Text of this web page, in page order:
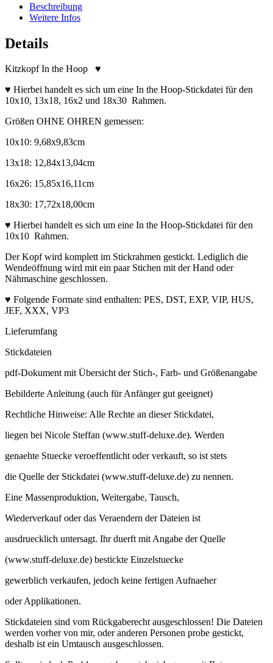
Beschreibung
Weitere Infos
Details
Kitzkopf In the Hoop ♥
♥ Hierbei handelt es sich um eine In the Hoop-Stickdatei für den
10x10, 13x18, 16x2 und 18x30 Rahmen.
Größen OHNE OHREN gemessen:
10x10: 9,68x9,83cm
13x18: 12,84x13,04cm
16x26: 15,85x16,11cm
18x30: 17,72x18,00cm
♥ Hierbei handelt es sich um eine In the Hoop-Stickdatei für den
10x10 Rahmen.
Der Kopf wird komplett im Stickrahmen gestickt. Lediglich die
Wendeöffnung wird mit ein paar Stichen mit der Hand oder
Nähmaschine geschlossen.
♥ Folgende Formate sind enthalten: PES, DST, EXP, VIP, HUS,
JEF, XXX, VP3
Lieferumfang
Stickdateien
pdf-Dokument mit Übersicht der Stich-, Farb- und Größenangabe
Bebilderte Anleitung (auch für Anfänger gut geeignet)
Rechtliche Hinweise: Alle Rechte an dieser Stickdatei,
liegen bei Nicole Steffan (www.stuff-deluxe.de). Werden
genaehte Stuecke veroeffentlicht oder verkauft, so ist stets
die Quelle der Stickdatei (www.stuff-deluxe.de) zu nennen.
Eine Massenproduktion, Weitergabe, Tausch,
Wiederverkauf oder das Veraendern der Dateien ist
ausdruecklich untersagt. Ihr duerft mit Angabe der Quelle
(www.stuff-deluxe.de) bestickte Einzelstuecke
gewerblich verkaufen, jedoch keine fertigen Aufnaeher
oder Applikationen.
Stickdateien sind vom Rückgaberecht ausgeschlossen! Die Dateien
werden vorher von mir, oder anderen Personen probe gestickt,
deshalb ist ein Umtausch ausgeschlossen.